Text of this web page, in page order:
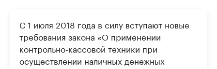
С 1 июля 2018 года в силу вступают новые
требования закона «О применении
контрольно-кассовой техники при
осуществлении наличных денежных